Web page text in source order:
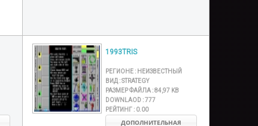
1993TRIS
РЕГИОНЕ : НЕИЗВЕСТНЫЙ
ВИД :STRATEGY
РАЗМЕР ФАЙЛА :84,97 KB
DOWNLAOD :777
РЕЙТИНГ : 0.00
ДОПОЛНИТЕЛЬНАЯ